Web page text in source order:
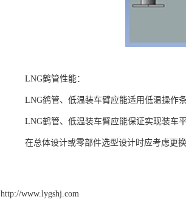
LNG鹤管性能：
LNG鹤管、低温装车臂应能适用低温操作
LNG鹤管、低温装车臂应能保证实现装车
在总体设计或零部件选型设计时应考虑更
http://www.lygshj.com